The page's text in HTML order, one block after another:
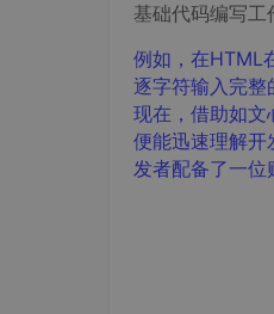
基础代码编写工
例如，在HTML
逐字符输入完
现在，借助如
便能迅速理解开
发者配备了一位